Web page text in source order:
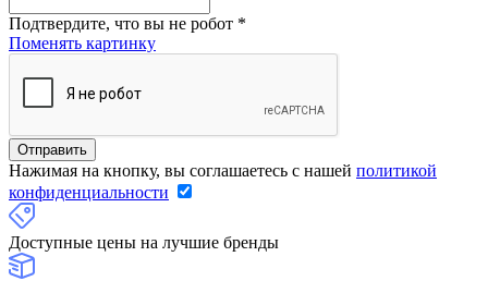
Подтвердите, что вы не робот *
Поменять картинку
Нажимая на кнопку, вы соглашаетесь с нашей политикой
конфиденциальности
Доступные цены на лучшие бренды